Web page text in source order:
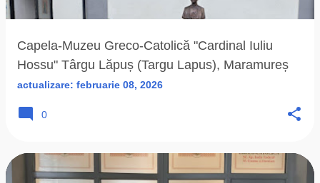
Capela-Muzeu Greco-Catolică "Cardinal Iuliu
Hossu" Târgu Lăpuș (Targu Lapus), Maramureș
actualizare: februarie 08, 2026
0